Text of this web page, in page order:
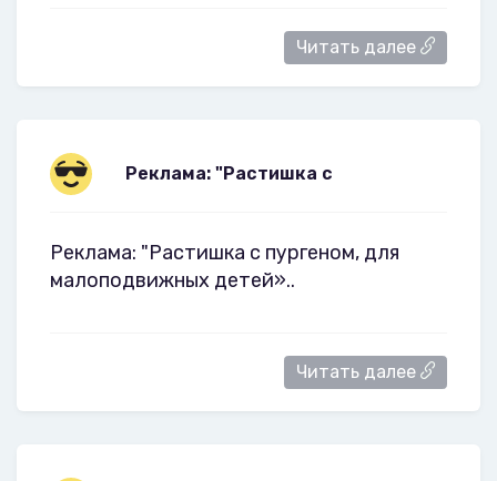
Читать далее
Реклама: "Растишка с
Реклама: "Растишка с пургеном, для
малоподвижных детей»..
Читать далее